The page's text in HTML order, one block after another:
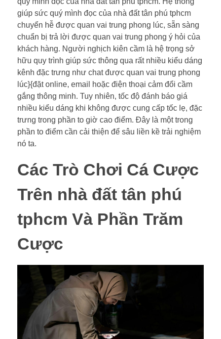
giúp sức quý mình đọc của nhà đất tân phú tphcm
chuyển hễ được quan vai trung phong lúc, sẵn sàng
chuẩn bị trả lời được quan vai trung phong ý hỏi của
khách hàng. Người nghịch kiên cầm là hệ trọng sở
hữu quy trình giúp sức thông qua rất nhiều kiểu dáng
kênh đặc trưng như chat được quan vai trung phong
lúc}{đặt online, email hoặc điện thoại cảm đổi cầm
gắng thông minh. Tuy nhiên, tốc độ đánh báo giá
nhiều kiểu dáng khi không được cung cấp tốc lẹ, đặc
trưng trong phần to giờ cao điểm. Đây là một trong
phần to điểm cần cải thiện để sâu liền kề trải nghiệm
nó ta.
Các Trò Chơi Cá Cược
Trên nhà đất tân phú
tphcm Và Phần Trăm
Cược